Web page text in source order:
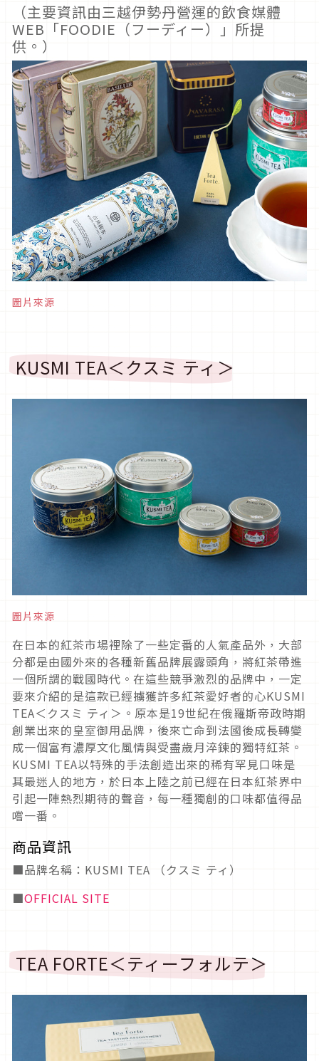
（主要資訊由三越伊勢丹營運的飲食媒體
WEB「FOODIE（フーディー）」所提
供。）
圖片來源
KUSMI TEA＜クスミ ティ＞
圖片來源
在日本的紅茶市場裡除了一些定番的人氣產品外，大部
分都是由國外來的各種新舊品牌展露頭角，將紅茶帶進
一個所謂的戰國時代。在這些競爭激烈的品牌中，一定
要來介紹的是這款已經擄獲許多紅茶愛好者的心KUSMI
TEA＜クスミ ティ＞。原本是19世紀在俄羅斯帝政時期
創業出來的皇室御用品牌，後來亡命到法國後成長轉變
成一個富有濃厚文化風情與受盡歲月淬鍊的獨特紅茶。
KUSMI TEA以特殊的手法創造出來的稀有罕見口味是
其最迷人的地方，於日本上陸之前已經在日本紅茶界中
引起一陣熱烈期待的聲音，每一種獨創的口味都值得品
嚐一番。
商品資訊
■品牌名稱：KUSMI TEA （クスミ ティ）
■OFFICIAL SITE
TEA FORTE＜ティーフォルテ＞